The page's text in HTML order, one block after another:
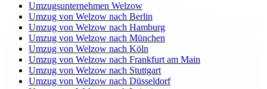
Umzugsunternehmen Welzow
Umzug von Welzow nach Berlin
Umzug von Welzow nach Hamburg
Umzug von Welzow nach München
Umzug von Welzow nach Köln
Umzug von Welzow nach Frankfurt am Main
Umzug von Welzow nach Stuttgart
Umzug von Welzow nach Düsseldorf